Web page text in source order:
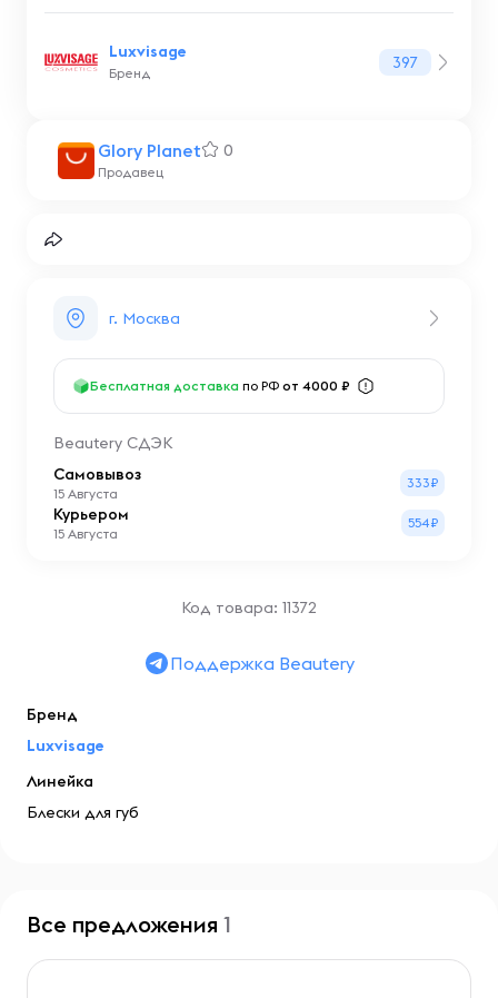
Glory Planet 0
Продавец
Luxvisage
Бренд
397
г. Москва
Бесплатная доставка по РФ от 4000 ₽
Beautery СДЭК
Самовывоз
15 Августа
333₽
Курьером
15 Августа
554₽
Код товара: 11372
Поддержка Beautery
Бренд
Luxvisage
Линейка
Блески для губ
Все предложения 1